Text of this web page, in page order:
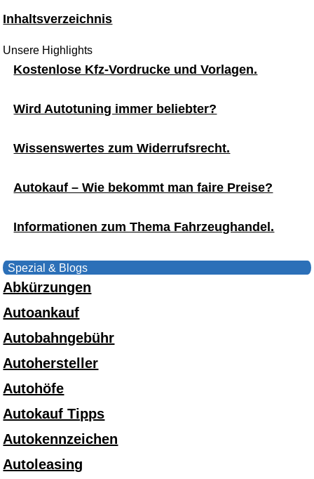
Inhaltsverzeichnis
Unsere Highlights
Kostenlose Kfz-Vordrucke und Vorlagen.
Wird Autotuning immer beliebter?
Wissenswertes zum Widerrufsrecht.
Autokauf – Wie bekommt man faire Preise?
Informationen zum Thema Fahrzeughandel.
Spezial & Blogs
Abkürzungen
Autoankauf
Autobahngebühr
Autohersteller
Autohöfe
Autokauf Tipps
Autokennzeichen
Autoleasing